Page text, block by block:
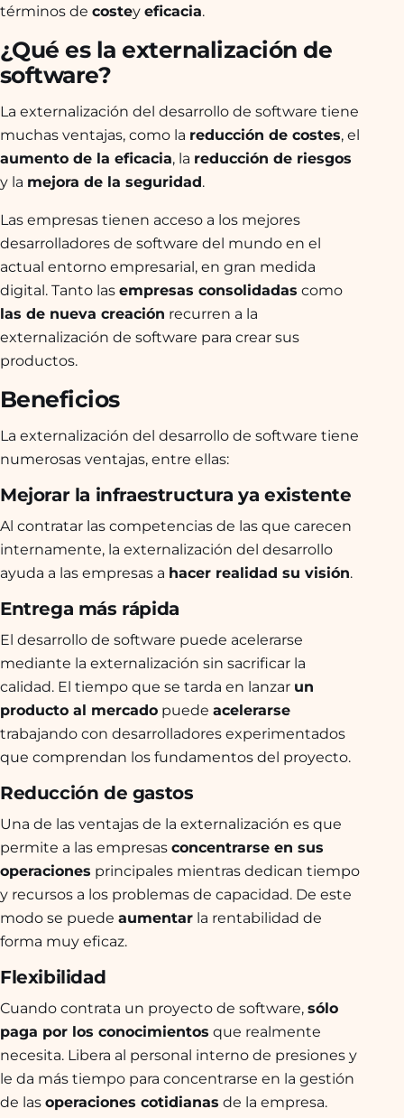
términos de costey eficacia.
¿Qué es la externalización de
software?
La externalización del desarrollo de software tiene
muchas ventajas, como la reducción de costes, el
aumento de la eficacia, la reducción de riesgos
y la mejora de la seguridad.
Las empresas tienen acceso a los mejores
desarrolladores de software del mundo en el
actual entorno empresarial, en gran medida
digital. Tanto las empresas consolidadas como
las de nueva creación recurren a la
externalización de software para crear sus
productos.
Beneficios
La externalización del desarrollo de software tiene
numerosas ventajas, entre ellas:
Mejorar la infraestructura ya existente
Al contratar las competencias de las que carecen
internamente, la externalización del desarrollo
ayuda a las empresas a hacer realidad su visión.
Entrega más rápida
El desarrollo de software puede acelerarse
mediante la externalización sin sacrificar la
calidad. El tiempo que se tarda en lanzar un
producto al mercado puede acelerarse
trabajando con desarrolladores experimentados
que comprendan los fundamentos del proyecto.
Reducción de gastos
Una de las ventajas de la externalización es que
permite a las empresas concentrarse en sus
operaciones principales mientras dedican tiempo
y recursos a los problemas de capacidad. De este
modo se puede aumentar la rentabilidad de
forma muy eficaz.
Flexibilidad
Cuando contrata un proyecto de software, sólo
paga por los conocimientos que realmente
necesita. Libera al personal interno de presiones y
le da más tiempo para concentrarse en la gestión
de las operaciones cotidianas de la empresa.